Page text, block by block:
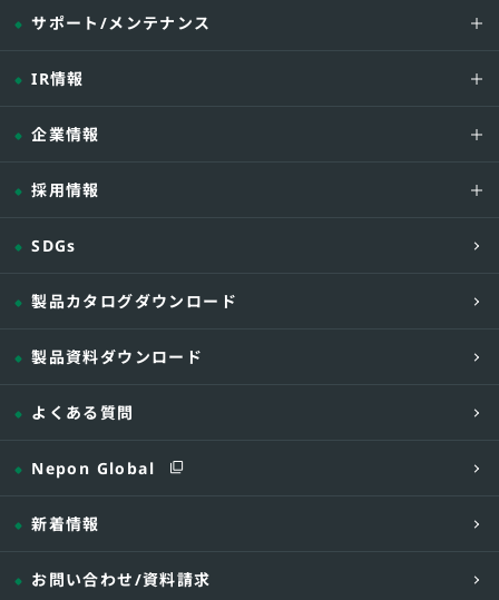
サポート/メンテナンス
IR情報
企業情報
採用情報
SDGs
製品カタログダウンロード
製品資料ダウンロード
よくある質問
Nepon Global
新着情報
お問い合わせ/資料請求